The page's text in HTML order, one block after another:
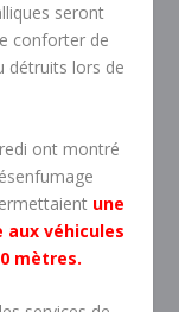
seront
conforter de
détruits lors de
ont montré
une
aux véhicules
mètres.